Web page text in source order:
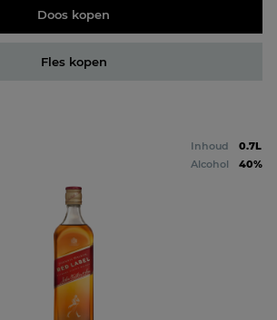
Doos kopen
Fles kopen
Inhoud
0.7L
Alcohol
40%